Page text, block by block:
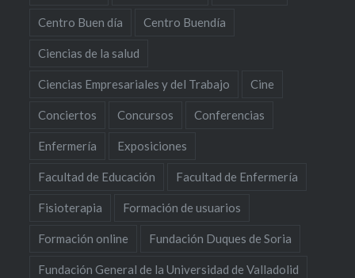
Centro Buen día Centro Buendía
Ciencias de la salud
Ciencias Empresariales y del Trabajo Cine
Conciertos Concursos Conferencias
Enfermería Exposiciones
Facultad de Educación Facultad de Enfermería
Fisioterapia Formación de usuarios
Formación online Fundación Duques de Soria
Fundación General de la Universidad de Valladolid